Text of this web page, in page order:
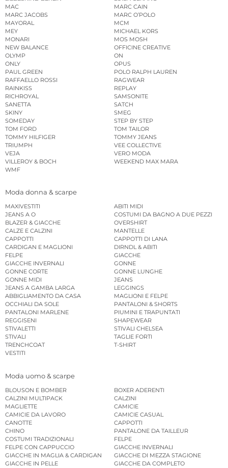
MAC
MARC CAIN
MARC JACOBS
MARC O’POLO
MAYORAL
MCM
MEY
MICHAEL KORS
MONARI
MOS MOSH
NEW BALANCE
OFFICINE CREATIVE
OLYMP
ON
ONLY
OPUS
PAUL GREEN
POLO RALPH LAUREN
RAFFAELLO ROSSI
RAGWEAR
RAINKISS
REPLAY
RICHROYAL
SAMSONITE
SANETTA
SATCH
SKINY
SMEG
SOMEDAY
STEP BY STEP
TOM FORD
TOM TAILOR
TOMMY HILFIGER
TOMMY JEANS
TRIUMPH
VEE COLLECTIVE
VEJA
VERO MODA
VILLEROY & BOCH
WEEKEND MAX MARA
WMF
Moda donna & scarpe
MAXIVESTITI
ABITI MIDI
JEANS A O
COSTUMI DA BAGNO A DUE PEZZI
BLAZER & GIACCHE
OVERSHIRT
CALZE E CALZINI
MANTELLE
CAPPOTTI
CAPPOTTI DI LANA
CARDIGAN E MAGLIONI
DIRNDL & ABITI
FELPE
GIACCHE
GIACCHE INVERNALI
GONNE
GONNE CORTE
GONNE LUNGHE
GONNE MIDI
JEANS
JEANS A GAMBA LARGA
LEGGINGS
ABBIGLIAMENTO DA CASA
MAGLIONI E FELPE
OCCHIALI DA SOLE
PANTALONI & SHORTS
PANTALONI MARLENE
PIUMINI E TRAPUNTATI
REGGISENI
SHAPEWEAR
STIVALETTI
STIVALI CHELSEA
STIVALI
TAGLIE FORTI
TRENCHCOAT
T-SHIRT
VESTITI
Moda uomo & scarpe
BLOUSON E BOMBER
BOXER ADERENTI
CALZINI MULTIPACK
CALZINI
MAGLIETTE
CAMICIE
CAMICIE DA LAVORO
CAMICIE CASUAL
CANOTTE
CAPPOTTI
CHINO
PANTALONE DA TAILLEUR
COSTUMI TRADIZIONALI
FELPE
FELPE CON CAPPUCCIO
GIACCHE INVERNALI
GIACCHE IN MAGLIA & CARDIGAN
GIACCHE DI MEZZA STAGIONE
GIACCHE IN PELLE
GIACCHE DA COMPLETO